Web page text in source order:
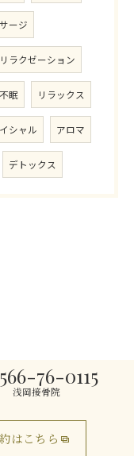
ージ
リラクゼーション
不眠 リラックス
シャル アロマ
デトックス
76-0115
浅岡接骨院
はこちら